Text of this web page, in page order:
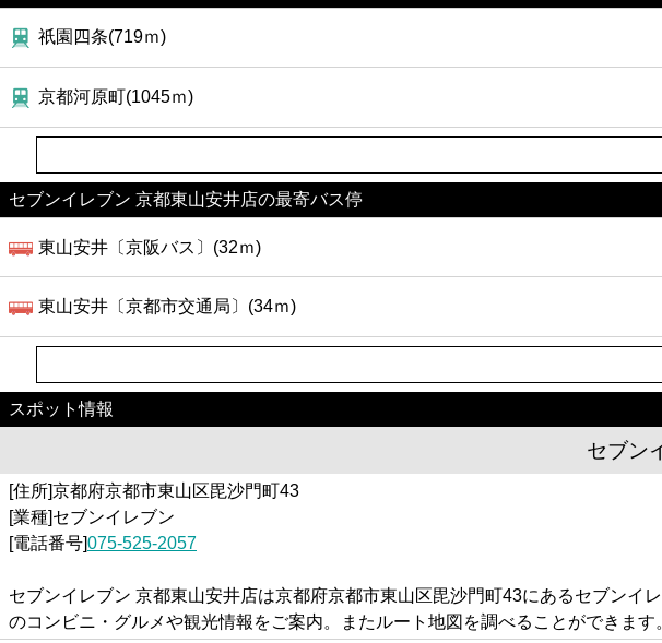
祇園四条(719ｍ)
京都河原町(1045ｍ)
セブンイレブン 京都東山安井店の最寄バス停
東山安井〔京阪バス〕(32ｍ)
東山安井〔京都市交通局〕(34ｍ)
スポット情報
セブン
[住所]京都府京都市東山区毘沙門町43
[業種]セブンイレブン
[電話番号]075-525-2057
セブンイレブン 京都東山安井店は京都府京都市東山区毘沙門町43にあるセブン
のコンビニ・グルメや観光情報をご案内。またルート地図を調べることができます